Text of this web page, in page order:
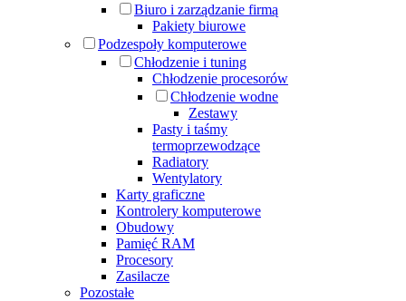
Biuro i zarządzanie firmą
Pakiety biurowe
Podzespoły komputerowe
Chłodzenie i tuning
Chłodzenie procesorów
Chłodzenie wodne
Zestawy
Pasty i taśmy
termoprzewodzące
Radiatory
Wentylatory
Karty graficzne
Kontrolery komputerowe
Obudowy
Pamięć RAM
Procesory
Zasilacze
Pozostałe